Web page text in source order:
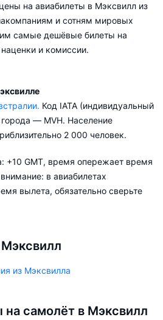
на авиабилеты в Мэксвилл из
и сотням мировых
самые дешёвые билеты на
и комиссии.
авиабилеты в Мэксвилл
условия перелёта,
и финансовые
Код IATA (индивидуальный
— MVH. Население
2 000 человек.
+10 GMT, время опережает время
в авиабилетах
вылета, обязательно сверьте
из Мэксвилла
самолёт в Мэксвилл